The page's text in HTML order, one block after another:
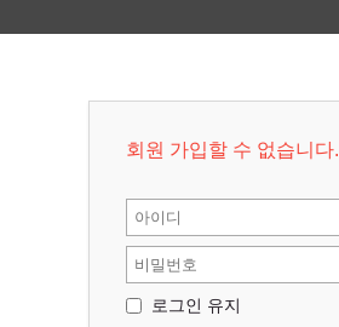
회원 가입할 수 없습니다.
로그인 유지